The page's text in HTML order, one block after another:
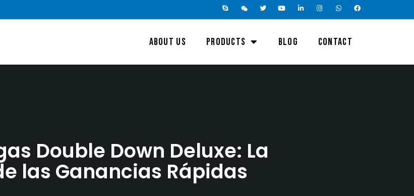
ABOUT US PRODUCTS BLOG CONTACT
Double Down Deluxe: La
las Ganancias Rápidas